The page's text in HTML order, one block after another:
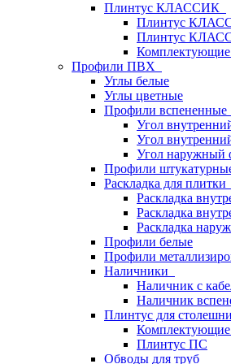
Плинтус КЛАССИК
Плинтус
Плинтус
Профили ПВХ
Углы белые
Углы цветные
Профили вспененные
Угол
Угол
Угол
Профили
Раскладка для плитки
Раскладка
Раскладка
Раскладка
Профили белые
Профили
Наличники
Наличник с
Наличник
Плинтус для
Плинтус ПС
Обводы для труб